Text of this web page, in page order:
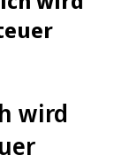
wird